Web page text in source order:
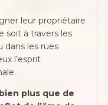
leur propriétaire
soit à travers les
dans les rues
l’esprit
plus que de